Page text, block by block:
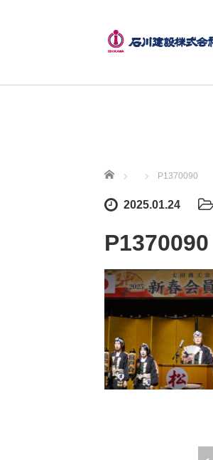
ホーム P1370090
2025.01.24
P1370090